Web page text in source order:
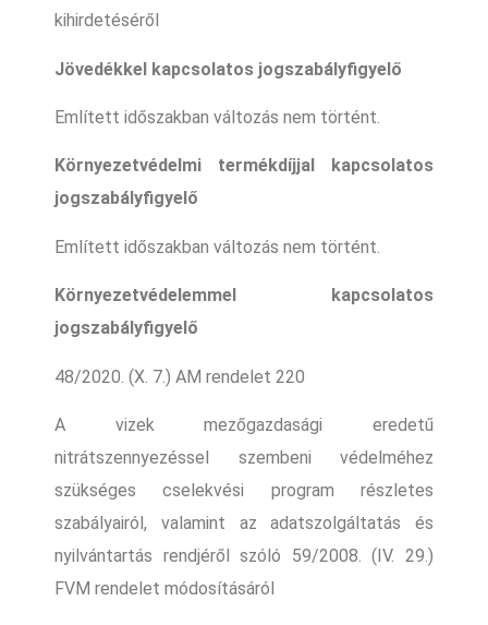
kihirdetéséről
Jövedékkel kapcsolatos jogszabályfigyelő
Említett időszakban változás nem történt.
Környezetvédelmi termékdíjjal kapcsolatos
jogszabályfigyelő
Említett időszakban változás nem történt.
Környezetvédelemmel kapcsolatos
jogszabályfigyelő
48/2020. (X. 7.) AM rendelet 220
A vizek mezőgazdasági eredetű
nitrátszennyezéssel szembeni védelméhez
szükséges cselekvési program részletes
szabályairól, valamint az adatszolgáltatás és
nyilvántartás rendjéről szóló 59/2008. (IV. 29.)
FVM rendelet módosításáról